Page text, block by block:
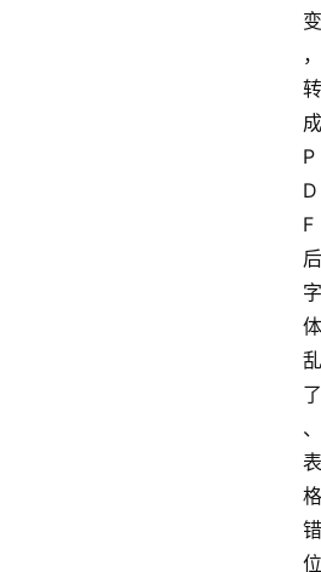
变
，
转
成
P
D
F
后
字
体
乱
了
、
表
格
错
位